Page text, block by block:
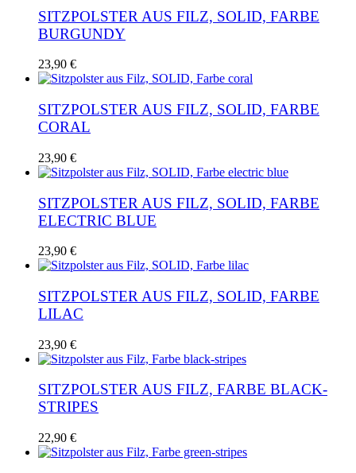
SITZPOLSTER AUS FILZ, SOLID, FARBE
BURGUNDY
23,90 €
SITZPOLSTER AUS FILZ, SOLID, FARBE
CORAL
23,90 €
SITZPOLSTER AUS FILZ, SOLID, FARBE
ELECTRIC BLUE
23,90 €
SITZPOLSTER AUS FILZ, SOLID, FARBE
LILAC
23,90 €
SITZPOLSTER AUS FILZ, FARBE BLACK-
STRIPES
22,90 €